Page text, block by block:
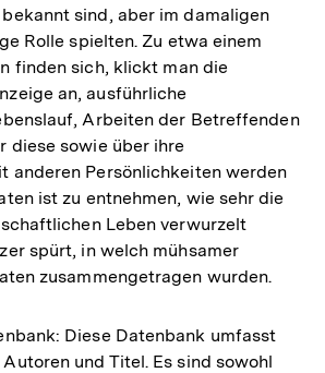
sind, aber im damaligen
Rolle spielten. Zu etwa einem
finden sich, klickt man die
an, ausführliche
Arbeiten der Betreffenden
diese sowie über ihre
anderen Persönlichkeiten werden
ist zu entnehmen, wie sehr die
Leben verwurzelt
spürt, in welch mühsamer
zusammengetragen wurden.
Diese Datenbank umfasst
und Titel. Es sind sowohl